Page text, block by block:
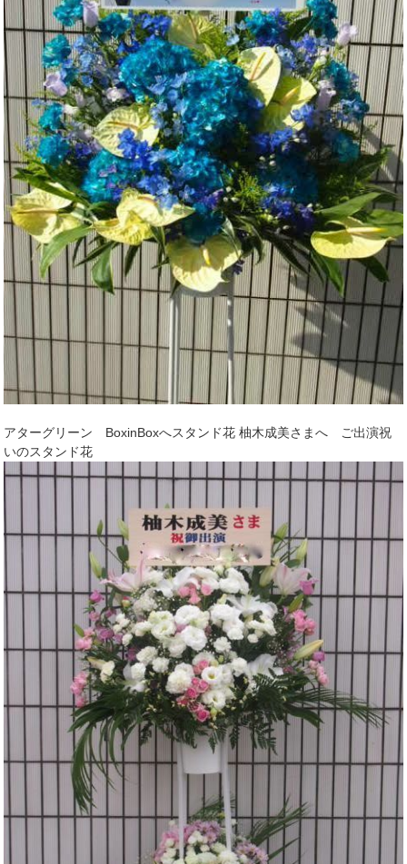
アターグリーン BoxinBoxへスタンド花 柚木成美さまへ ご出演祝
いのスタンド花